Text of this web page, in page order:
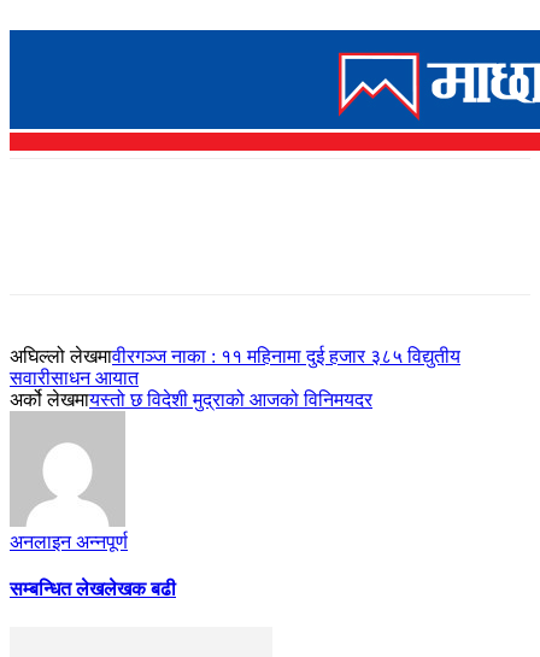
अघिल्लो लेखमावीरगञ्ज नाका : ११ महिनामा दुई हजार ३८५ विद्युतीय
सवारीसाधन आयात
अर्को लेखमायस्तो छ विदेशी मुद्राको आजको विनिमयदर
अनलाइन अन्नपूर्ण
सम्बन्धित लेखलेखक बढी